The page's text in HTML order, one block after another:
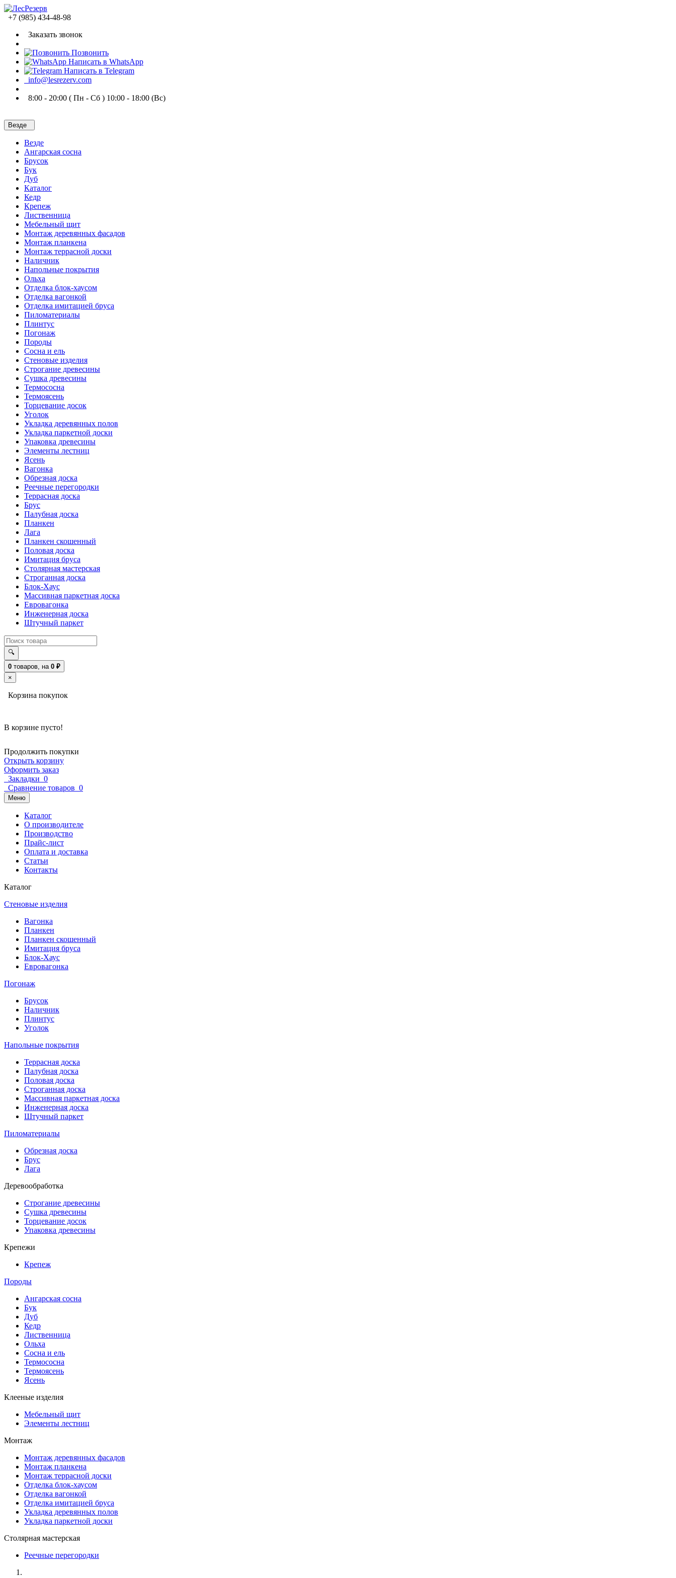
+7 (985) 434-48-98
Заказать звонок
Позвонить
Написать в WhatsApp
Написать в Telegram
info@lesrezerv.com
8:00 - 20:00 ( Пн - Сб ) 10:00 - 18:00 (Вс)
Везде
Везде
Ангарская сосна
Брусок
Бук
Дуб
Каталог
Кедр
Крепеж
Лиственница
Мебельный щит
Монтаж деревянных фасадов
Монтаж планкена
Монтаж террасной доски
Наличник
Напольные покрытия
Ольха
Отделка блок-хаусом
Отделка вагонкой
Отделка имитацией бруса
Пиломатериалы
Плинтус
Погонаж
Породы
Сосна и ель
Стеновые изделия
Строгание древесины
Сушка древесины
Термососна
Термоясень
Торцевание досок
Уголок
Укладка деревянных полов
Укладка паркетной доски
Упаковка древесины
Элементы лестниц
Ясень
Вагонка
Обрезная доска
Реечные перегородки
Террасная доска
Брус
Палубная доска
Планкен
Лага
Планкен скошенный
Половая доска
Имитация бруса
Столярная мастерская
Строганная доска
Блок-Хаус
Массивная паркетная доска
Евровагонка
Инженерная доска
Штучный паркет
🔍
0 товаров, на 0 ₽
×
Корзина покупок
В корзине пусто!
Продолжить покупки
Открыть корзину
Оформить заказ
Закладки 0
Сравнение товаров 0
Меню
Каталог
О производителе
Производство
Прайс-лист
Оплата и доставка
Статьи
Контакты
Каталог
Стеновые изделия
Вагонка
Планкен
Планкен скошенный
Имитация бруса
Блок-Хаус
Евровагонка
Погонаж
Брусок
Наличник
Плинтус
Уголок
Напольные покрытия
Террасная доска
Палубная доска
Половая доска
Строганная доска
Массивная паркетная доска
Инженерная доска
Штучный паркет
Пиломатериалы
Обрезная доска
Брус
Лага
Деревообработка
Строгание древесины
Сушка древесины
Торцевание досок
Упаковка древесины
Крепежи
Крепеж
Породы
Ангарская сосна
Бук
Дуб
Кедр
Лиственница
Ольха
Сосна и ель
Термососна
Термоясень
Ясень
Клееные изделия
Мебельный щит
Элементы лестниц
Монтаж
Монтаж деревянных фасадов
Монтаж планкена
Монтаж террасной доски
Отделка блок-хаусом
Отделка вагонкой
Отделка имитацией бруса
Укладка деревянных полов
Укладка паркетной доски
Столярная мастерская
Реечные перегородки